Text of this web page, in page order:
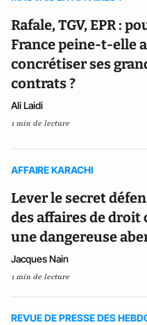
Rafale, TGV, EPR :
France peine-t-elle
concrétiser ses
contrats ?
Ali Laidi
1 min de lecture
AFFAIRE KARACHI
Lever le secret
des affaires de droit
une dangereuse
Jacques Nain
1 min de lecture
REVUE DE PRESSE DES